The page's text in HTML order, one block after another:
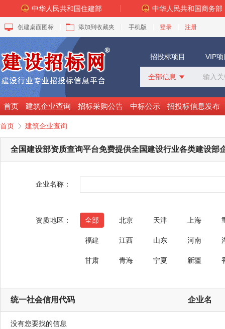
中华人民共和国住建部 中华人民共和国商务部
创建桌面图标 添加到收藏夹 手机版 登录 注册
招投标项目 VIP
全部信息 
招标采购
中标公示
拟建工程
建设快讯
VIP项目
首页 建筑企业查询 招标采购公告 中标公示 招投标信息发布
首页  建筑企业查询
全国建设部资质查询平台免费提供全国建设行业各类建设
企业名称：
资质地区： 全部 北京 天津 上海
福建 江西 山东 河南
甘肃 青海 宁夏 新疆
统一社会信用代码 企业名
没有您要找的信息